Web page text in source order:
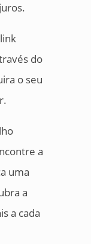
do
o seu
a
uma
a
a cada